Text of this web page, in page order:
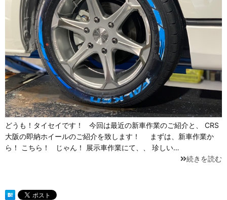
どうも！タイセイです！ 今回は最近の新車作業のご紹介と、 CRS
大阪の即納ホイールのご紹介を致します！ まずは、新車作業か
ら！ こちら！ じゃん！ 展示車作業にて、、 珍しい…
続きを読む